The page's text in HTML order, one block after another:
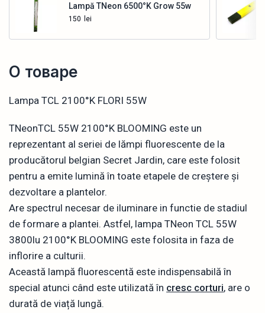
Lampă TNeon 6500°K Grow 55w
150 lei
Купить
О товаре
Lampa TCL 2100°K FLORI 55W
TNeonTCL 55W 2100°K BLOOMING este un
reprezentant al seriei de lămpi fluorescente de la
producătorul belgian Secret Jardin, care este folosit
pentru a emite lumină în toate etapele de creștere și
dezvoltare a plantelor.
Are spectrul necesar de iluminare in functie de stadiul
de formare a plantei. Astfel, lampa TNeon TCL 55W
3800lu 2100°K BLOOMING este folosita in faza de
inflorire a culturii.
Această lampă fluorescentă este indispensabilă în
special atunci când este utilizată în cresc corturi, are o
durată de viață lungă.